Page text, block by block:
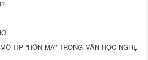
TÍP “HỒN MA” TRONG VĂN HỌC NGHỆ